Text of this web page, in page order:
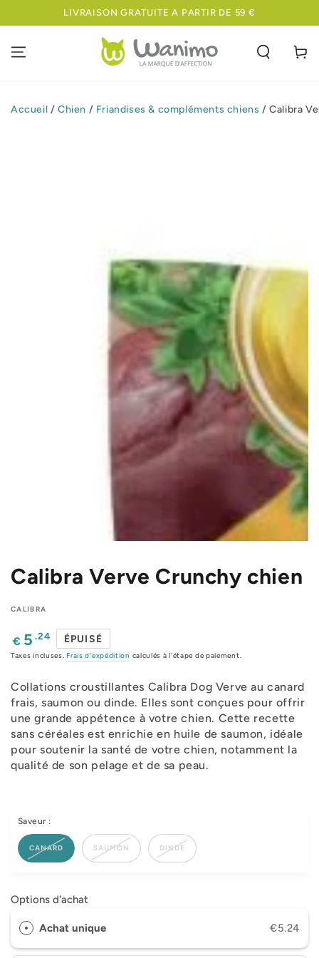
IGNORER LELIVRAISON GRATUITE A PARTIR DE 59 €
Panier
Accueil / Chien / Friandises & compléments chiens / Calibra
INFORMATIONS
SUR LE PRODUIT
Calibra Verve Crunchy chien
CALIBRA
Prix
normal
€ 5 .24 ÉPUISÉ
Taxes incluses. Frais d'expédition calculés à l'étape de paiement.
Collations croustillantes Calibra Dog Verve au canard
frais, saumon ou dinde. Elles sont conçues pour offrir
une grande appétence à votre chien. Cette recette
sans céréales est enrichie en huile de saumon, idéale
pour soutenir la santé de votre chien, notamment la
qualité de son pelage et de sa peau.
Saveur :
CANARD SAUMON DINDE
Options d'achat
Achat unique €5.24